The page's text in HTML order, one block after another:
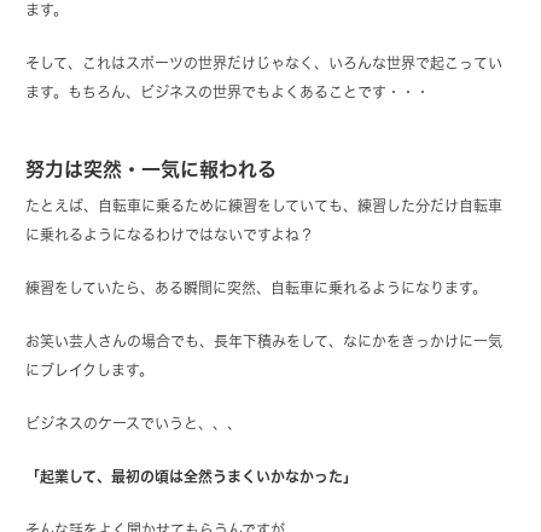
ます。
そして、これはスポーツの世界だけじゃなく、いろんな世界で起こってい
ます。もちろん、ビジネスの世界でもよくあることです・・・
努力は突然・一気に報われる
たとえば、自転車に乗るために練習をしていても、練習した分だけ自転車
に乗れるようになるわけではないですよね？
練習をしていたら、ある瞬間に突然、自転車に乗れるようになります。
お笑い芸人さんの場合でも、長年下積みをして、なにかをきっかけに一気
にブレイクします。
ビジネスのケースでいうと、、、
「起業して、最初の頃は全然うまくいかなかった」